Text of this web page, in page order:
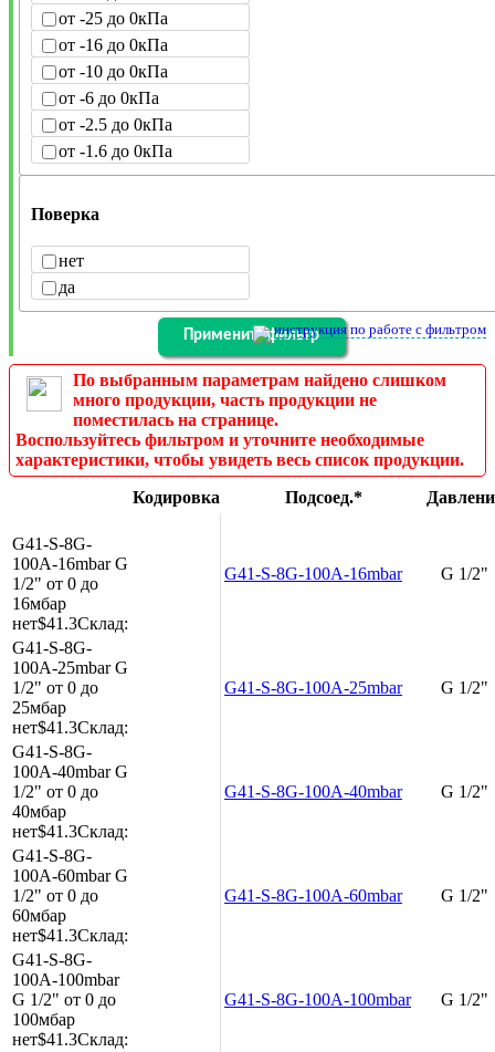
от -25 до 0кПа
от -16 до 0кПа
от -10 до 0кПа
от -6 до 0кПа
от -2.5 до 0кПа
от -1.6 до 0кПа
Поверка
нет
да
инструкция по работе с фильтром
По выбранным параметрам найдено слишком
много продукции, часть продукции не
поместилась на странице.
Воспользуйтесь фильтром и уточните необходимые
характеристики, чтобы увидеть весь список продукции.
Кодировка
Подсоед.*
G41-S-8G-
100A-16mbarG
1/2" от 0 до
16мбар
нет$41.3Склад:
G41-S-8G-100A-16mbar G 1/2"
G41-S-8G-
100A-25mbarG
1/2" от 0 до
25мбар
нет$41.3Склад:
G41-S-8G-100A-25mbar G 1/2"
G41-S-8G-
100A-40mbarG
1/2" от 0 до
40мбар
нет$41.3Склад:
G41-S-8G-100A-40mbar G 1/2"
G41-S-8G-
100A-60mbarG
1/2" от 0 до
60мбар
нет$41.3Склад:
G41-S-8G-100A-60mbar G 1/2"
G41-S-8G-
100A-100mbar
G 1/2" от 0 до
100мбар
нет$41.3Склад:
G41-S-8G-100A-100mbar G 1/2"